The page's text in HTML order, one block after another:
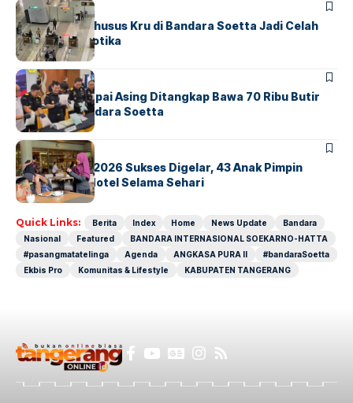
BANDARABERITA
Ketika Jalur Khusus Kru di Bandara Soetta Jadi Celah
Sindikat Narkotika
BANDARA BERITA
Kopilot Maskapai Asing Ditangkap Bawa 70 Ribu Butir
Ekstasi di Bandara Soetta
BERITAINDEX
GM For A Day 2026 Sukses Digelar, 43 Anak Pimpin
Operasional Hotel Selama Sehari
Quick Links: Berita Index Home News Update
Bandara
Nasional
Featured
BANDARA INTERNASIONAL SOEKARNO-HATTA
#pasangmatatelinga
Agenda ANGKASA PURA II
#bandaraSoetta
Ekbis Pro
Komunitas & Lifestyle KABUPATEN TANGERANG